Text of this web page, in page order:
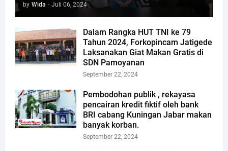
by Wida - Juli 06, 2024
Dalam Rangka HUT TNI ke 79
Tahun 2024, Forkopincam Jatigede
Laksanakan Giat Makan Gratis di
SDN Pamoyanan
September 22, 2024
Pembodohan publik , rekayasa
pencairan kredit fiktif oleh bank
BRI cabang Kuningan Jabar makan
banyak korban.
September 22, 2024